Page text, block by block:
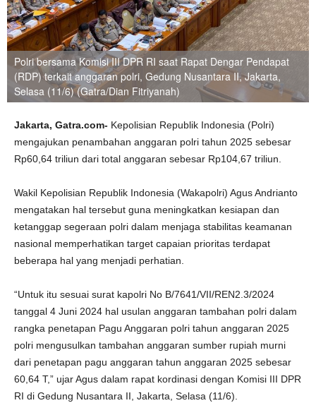
Polri bersama Komisi III DPR RI saat Rapat Dengar Pendapat
(RDP) terkait anggaran polri, Gedung Nusantara II, Jakarta,
Selasa (11/6) (Gatra/Dian Fitriyanah)
Jakarta, Gatra.com- Kepolisian Republik Indonesia (Polri)
mengajukan penambahan anggaran polri tahun 2025 sebesar
Rp60,64 triliun dari total anggaran sebesar Rp104,67 triliun.
Wakil Kepolisian Republik Indonesia (Wakapolri) Agus Andrianto
mengatakan hal tersebut guna meningkatkan kesiapan dan
ketanggap segeraan polri dalam menjaga stabilitas keamanan
nasional memperhatikan target capaian prioritas terdapat
beberapa hal yang menjadi perhatian.
“Untuk itu sesuai surat kapolri No B/7641/VII/REN2.3/2024
tanggal 4 Juni 2024 hal usulan anggaran tambahan polri dalam
rangka penetapan Pagu Anggaran polri tahun anggaran 2025
polri mengusulkan tambahan anggaran sumber rupiah murni
dari penetapan pagu anggaran tahun anggaran 2025 sebesar
60,64 T,” ujar Agus dalam rapat kordinasi dengan Komisi III DPR
RI di Gedung Nusantara II, Jakarta, Selasa (11/6).